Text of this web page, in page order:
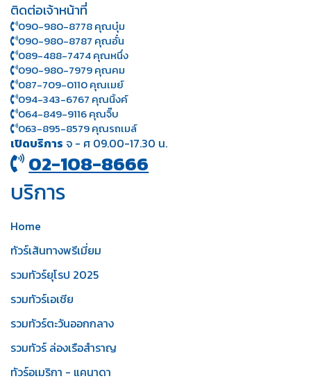
ติดต่อเจ้าหน้าที่
090-980-8778 คุณบุ๋ม
090-980-8787 คุณอั๋น
089-488-7474 คุณหนึ่ง
090-980-7979 คุณคม
087-709-0110 คุณเมย์
094-343-6767 คุณนิ้งค์
064-849-9116 คุณจิ๊บ
063-895-8 579คุณรถเมล์
เปิดบริการ จ - ศ 09.00-17.30 น.
02-108-8666
บริการ
Home
ทัวร์เส้นทางพรีเมี่ยม
รวมทัวร์ยุโรป 2025
รวมทัวร์เอเชีย
รวมทัวร์ตะวันออกกลาง
รวมทัวร์ ล่องเรือสำราญ
ทัวร์อเมริกา - แคนาดา